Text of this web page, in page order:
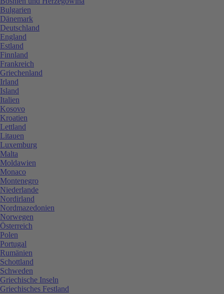
Bulgarien
Dänemark
Deutschland
England
Estland
Finnland
Frankreich
Griechenland
Irland
Island
Italien
Kosovo
Kroatien
Lettland
Litauen
Luxemburg
Malta
Moldawien
Monaco
Montenegro
Niederlande
Nordirland
Nordmazedonien
Norwegen
Österreich
Polen
Portugal
Rumänien
Schottland
Schweden
Griechische Inseln
Griechisches Festland